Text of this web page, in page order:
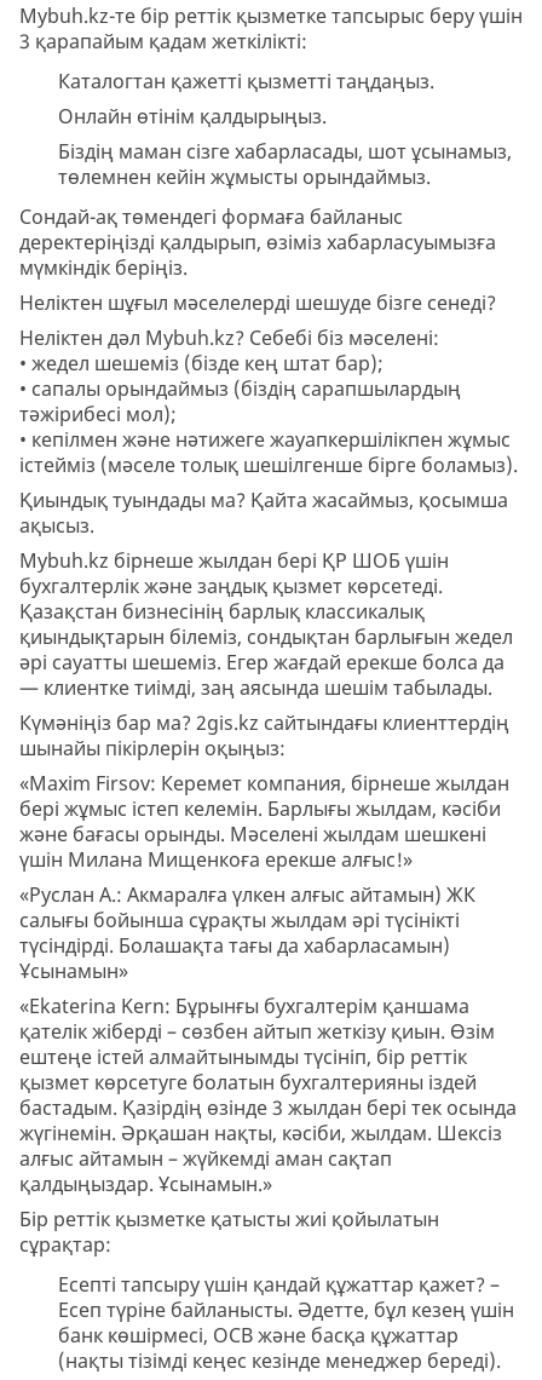
Mybuh.kz-те бір реттік қызметке тапсырыс беру үшін
3 қарапайым қадам жеткілікті:
Каталогтан қажетті қызметті таңдаңыз.
Онлайн өтінім қалдырыңыз.
Біздің маман сізге хабарласады, шот ұсынамыз,
төлемнен кейін жұмысты орындаймыз.
Сондай-ақ төмендегі формаға байланыс
деректеріңізді қалдырып, өзіміз хабарласуымызға
мүмкіндік беріңіз.
Неліктен шұғыл мәселелерді шешуде бізге сенеді?
Неліктен дәл Mybuh.kz? Себебі біз мәселені:
• жедел шешеміз (бізде кең штат бар);
• сапалы орындаймыз (біздің сарапшылардың
тәжірибесі мол);
• кепілмен және нәтижеге жауапкершілікпен жұмыс
істейміз (мәселе толық шешілгенше бірге боламыз).
Қиындық туындады ма? Қайта жасаймыз, қосымша
ақысыз.
Mybuh.kz бірнеше жылдан бері ҚР ШОБ үшін
бухгалтерлік және заңдық қызмет көрсетеді.
Қазақстан бизнесінің барлық классикалық
қиындықтарын білеміз, сондықтан барлығын жедел
әрі сауатты шешеміз. Егер жағдай ерекше болса да
— клиентке тиімді, заң аясында шешім табылады.
Күмәніңіз бар ма? 2gis.kz сайтындағы клиенттердің
шынайы пікірлерін оқыңыз:
«Maxim Firsov: Керемет компания, бірнеше жылдан
бері жұмыс істеп келемін. Барлығы жылдам, кәсіби
және бағасы орынды. Мәселені жылдам шешкені
үшін Милана Мищенкоға ерекше алғыс!»
«Руслан А.: Акмаралға үлкен алғыс айтамын) ЖК
салығы бойынша сұрақты жылдам әрі түсінікті
түсіндірді. Болашақта тағы да хабарласамын)
Ұсынамын»
«Ekaterina Kern: Бұрынғы бухгалтерім қаншама
қателік жіберді – сөзбен айтып жеткізу қиын. Өзім
ештеңе істей алмайтынымды түсініп, бір реттік
қызмет көрсетуге болатын бухгалтерияны іздей
бастадым. Қазірдің өзінде 3 жылдан бері тек осында
жүгінемін. Әрқашан нақты, кәсіби, жылдам. Шексіз
алғыс айтамын – жүйкемді аман сақтап
қалдыңыздар. Ұсынамын.»
Бір реттік қызметке қатысты жиі қойылатын
сұрақтар:
Есепті тапсыру үшін қандай құжаттар қажет? –
Есеп түріне байланысты. Әдетте, бұл кезең үшін
банк көшірмесі, ОСВ және басқа құжаттар
(нақты тізімді кеңес кезінде менеджер береді).